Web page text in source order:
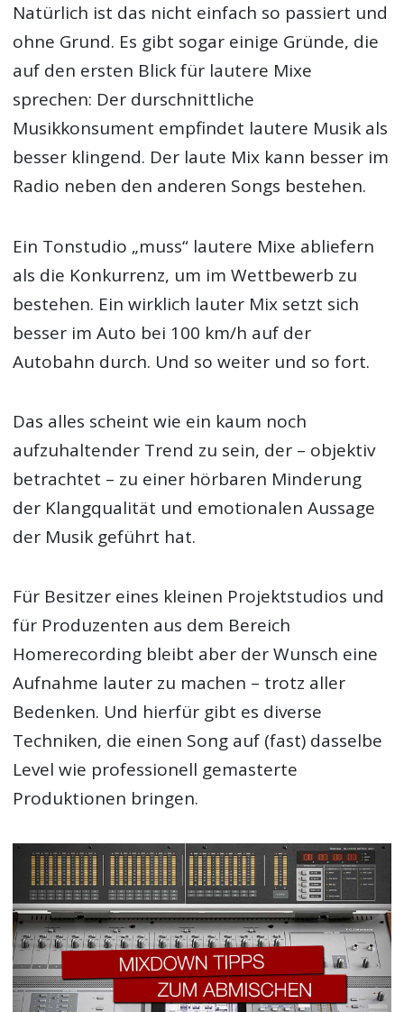
Natürlich ist das nicht einfach so passiert und
ohne Grund. Es gibt sogar einige Gründe, die
auf den ersten Blick für lautere Mixe
sprechen: Der durschnittliche
Musikkonsument empfindet lautere Musik als
besser klingend. Der laute Mix kann besser im
Radio neben den anderen Songs bestehen.
Ein Tonstudio „muss“ lautere Mixe abliefern
als die Konkurrenz, um im Wettbewerb zu
bestehen. Ein wirklich lauter Mix setzt sich
besser im Auto bei 100 km/h auf der
Autobahn durch. Und so weiter und so fort.
Das alles scheint wie ein kaum noch
aufzuhaltender Trend zu sein, der – objektiv
betrachtet – zu einer hörbaren Minderung
der Klangqualität und emotionalen Aussage
der Musik geführt hat.
Für Besitzer eines kleinen Projektstudios und
für Produzenten aus dem Bereich
Homerecording bleibt aber der Wunsch eine
Aufnahme lauter zu machen – trotz aller
Bedenken. Und hierfür gibt es diverse
Techniken, die einen Song auf (fast) dasselbe
Level wie professionell gemasterte
Produktionen bringen.